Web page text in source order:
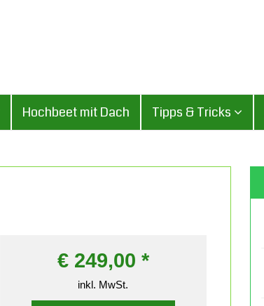
Hochbeet mit Dach Tipps & Tricks
€249,00 *
inkl. MwSt.